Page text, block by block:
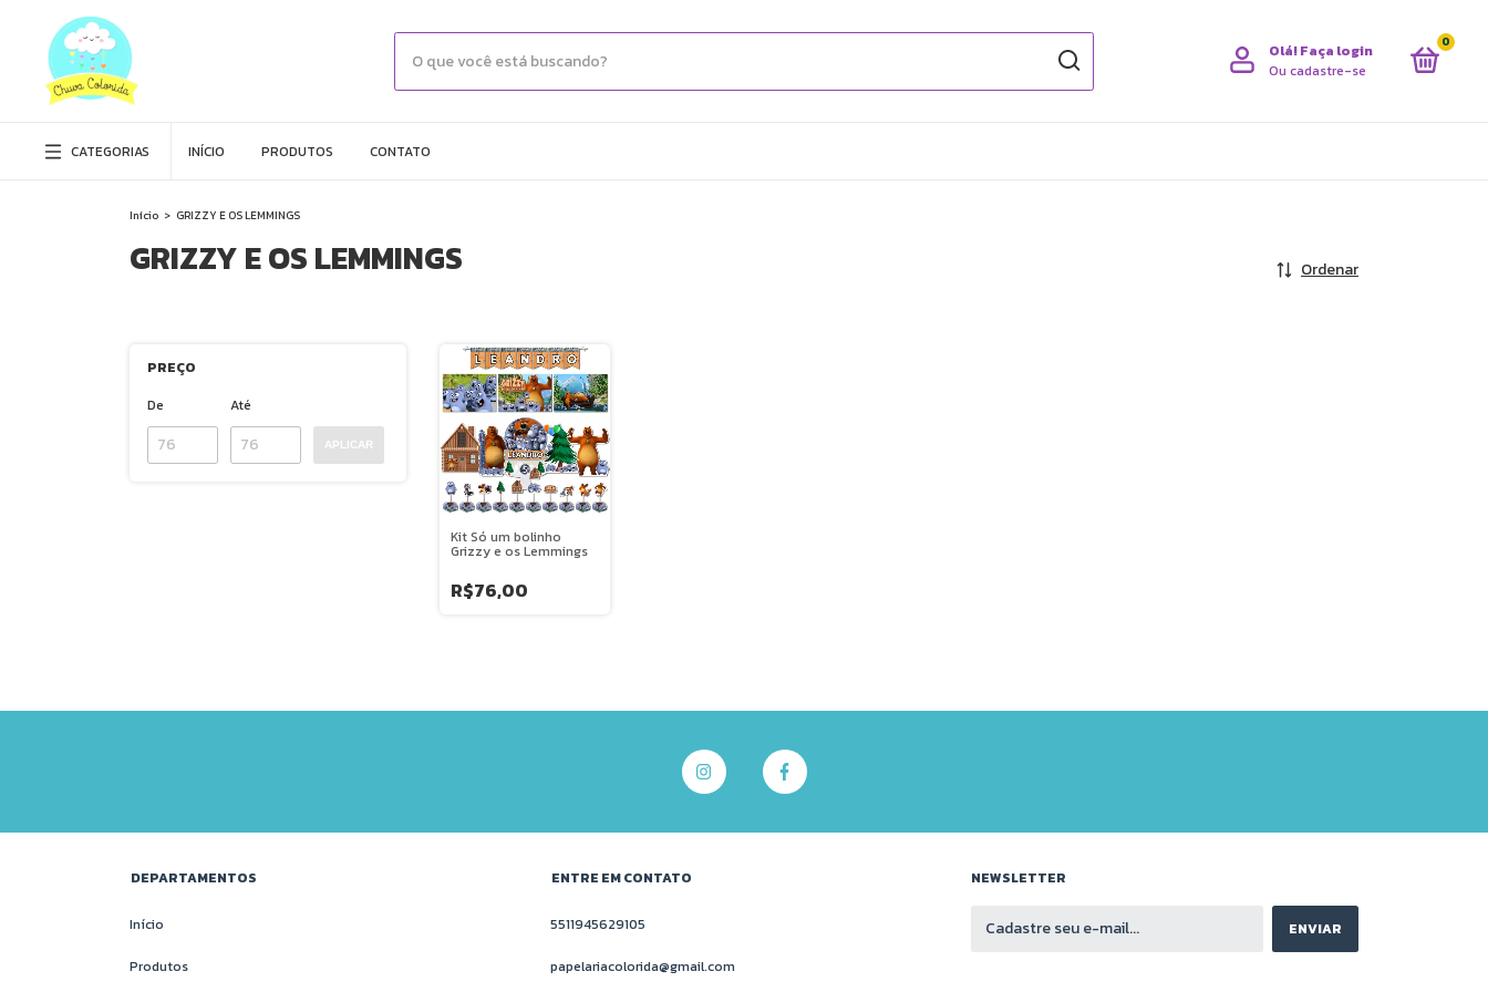
Olá!Faça login
Ou cadastre-se
0
CATEGORIAS INÍCIO PRODUTOS CONTATO
Início > GRIZZY E OS LEMMINGS
GRIZZY E OS LEMMINGS Ordenar
PREÇO
De
Até
APLICAR
Kit Só um bolinho
Grizzy e os Lemmings
R$76,00
DEPARTAMENTOS
Início
Produtos
ENTRE EM CONTATO
5511945629105
papelariacolorida@gmail.com
NEWSLETTER